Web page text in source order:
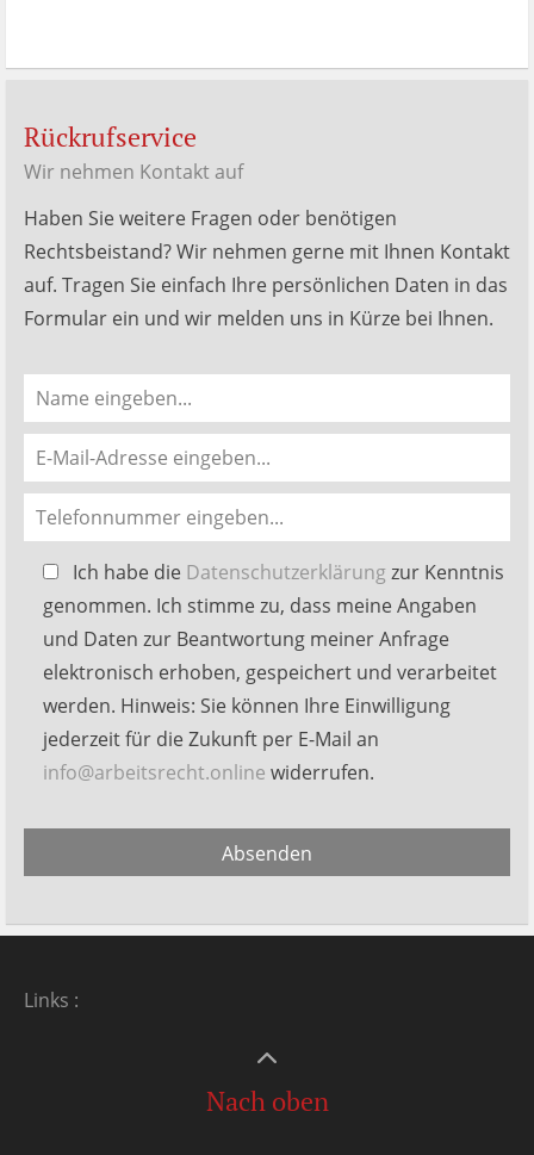
Rückrufservice
Wir nehmen Kontakt auf
Haben Sie weitere Fragen oder benötigen
Rechtsbeistand? Wir nehmen gerne mit Ihnen Kontakt
auf. Tragen Sie einfach Ihre persönlichen Daten in das
Formular ein und wir melden uns in Kürze bei Ihnen.
Bitte
lasse
dieses
Feld
leer.
Ich habe die Datenschutzerklärungzur Kenntnis
genommen. Ich stimme zu, dass meine Angaben
und Daten zur Beantwortung meiner Anfrage
elektronisch erhoben, gespeichert und verarbeitet
werden. Hinweis: Sie können Ihre Einwilligung
jederzeit für die Zukunft per E-Mail an
info@arbeitsrecht.online widerrufen.
Absenden
Links :
Nach oben